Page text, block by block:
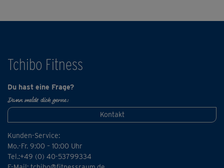
Tchibo Fitness
Du hast eine Frage?
Dann melde dich gerne:
Kontakt
Kunden-Service:
Mo.-Fr. 9:00 – 10:00 Uhr
Tel.:+49 (0) 40-53799334